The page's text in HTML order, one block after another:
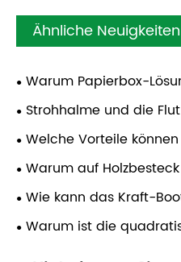
Ähnliche Neuigkeiten
Warum Papierbox-
nachhaltiger
Strohhalme und die
abbaubare Lösungen
Welche Vorteile
Papierschalen
Warum auf
Revolution des
Wie kann das Kraft-
umweltfreundliche
Warum ist die